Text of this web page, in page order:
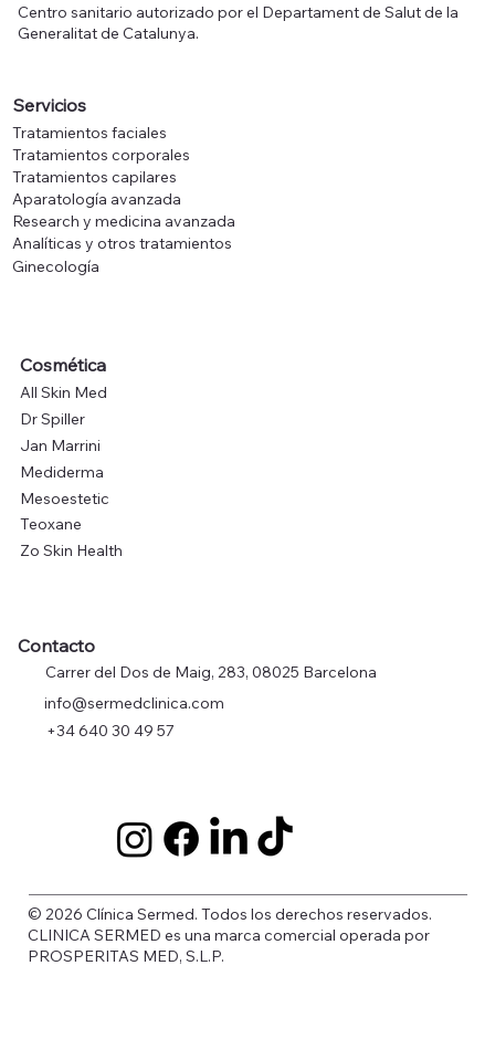
Centro sanitario autorizado por el Departament de Salut de la
Generalitat de Catalunya.
Servicios
Tratamientos faciales
Tratamientos corporales
Tratamientos capilares
Aparatología avanzada
Research y medicina avanzada
Analíticas y otros tratamientos
Ginecología
Cosmética
All Skin Med
Dr Spiller
Jan Marrini
Mediderma
Mesoestetic
Teoxane
Zo Skin Health
Contacto
Carrer del Dos de Maig, 283, 08025 Barcelona
info@sermedclinica.com
+34 640 30 49 57
© 2026 Clínica Sermed. Todos los derechos reservados.
CLINICA SERMED es una marca comercial operada por
PROSPERITAS MED, S.L.P.